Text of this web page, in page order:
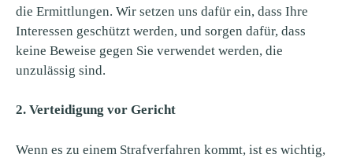
die Ermittlungen. Wir setzen uns dafür ein, dass Ihre
Interessen geschützt werden, und sorgen dafür, dass
keine Beweise gegen Sie verwendet werden, die
unzulässig sind.
2. Verteidigung vor Gericht
Wenn es zu einem Strafverfahren kommt, ist es wichtig,